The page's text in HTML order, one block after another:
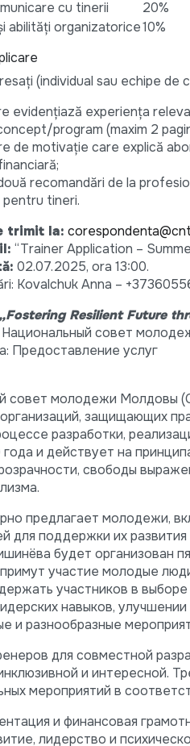
cu tinerii
20%
abilități organizatorice10%
(individual sau echipe de
evidențiază experiența
program (maxim 2
de motivație care explică
recomandări de la
tineri.
trimit la:
“Trainer Application –
02.07.2025, ora 13:00.
Kovalchuk Anna –
„Fostering Resilient Future
Национальный совет
Предоставление услуг
совет молодежи Молдовы
защищающих
разработки,
и действует на
свободы
предлагает молодежи,
для поддержки их развития
будет организован
участие молодые
участников в
навыков,
и разнообразные
для совместной
и интересной.
мероприятий в
и финансовая
лидерство и